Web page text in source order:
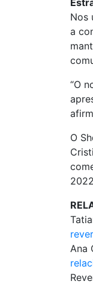
Nos
a
“O
O
Ana